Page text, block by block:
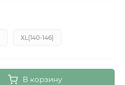
XL(140-146)
В корзину